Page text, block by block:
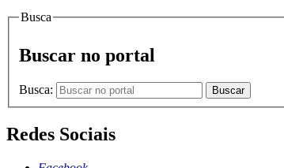
Busca
Buscar no portal
Busca: Buscar
Redes Sociais